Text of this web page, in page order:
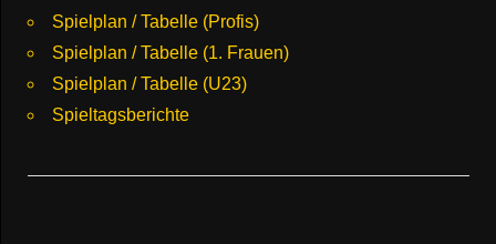
Spielplan / Tabelle (Profis)
Spielplan / Tabelle (1. Frauen)
Spielplan / Tabelle (U23)
Spieltagsberichte